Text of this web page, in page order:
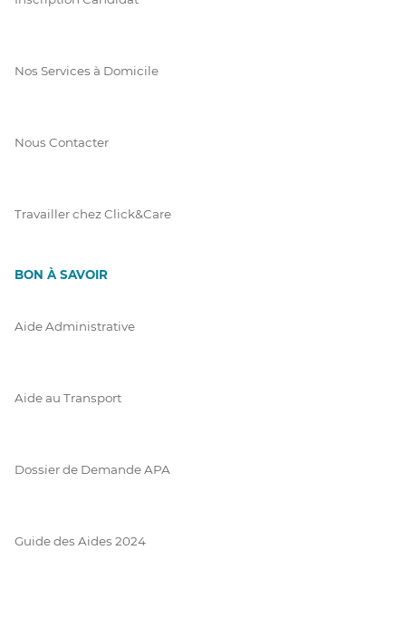
Nos Services à Domicile
Nous Contacter
Travailler chez Click&Care
BON À SAVOIR
Aide Administrative
Aide au Transport
Dossier de Demande APA
Guide des Aides 2024